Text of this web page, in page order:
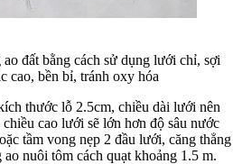
đất bằng cách sử dụng lưới chỉ, sợi
cao, bền bỉ, tránh oxy hóa
thước lỗ 2.5cm, chiều dài lưới nên
cao lưới sẽ lớn hơn độ sâu nước
tầm vong nẹp 2 đầu lưới, căng thẳng
nuôi tôm cách quạt khoảng 1.5 m.